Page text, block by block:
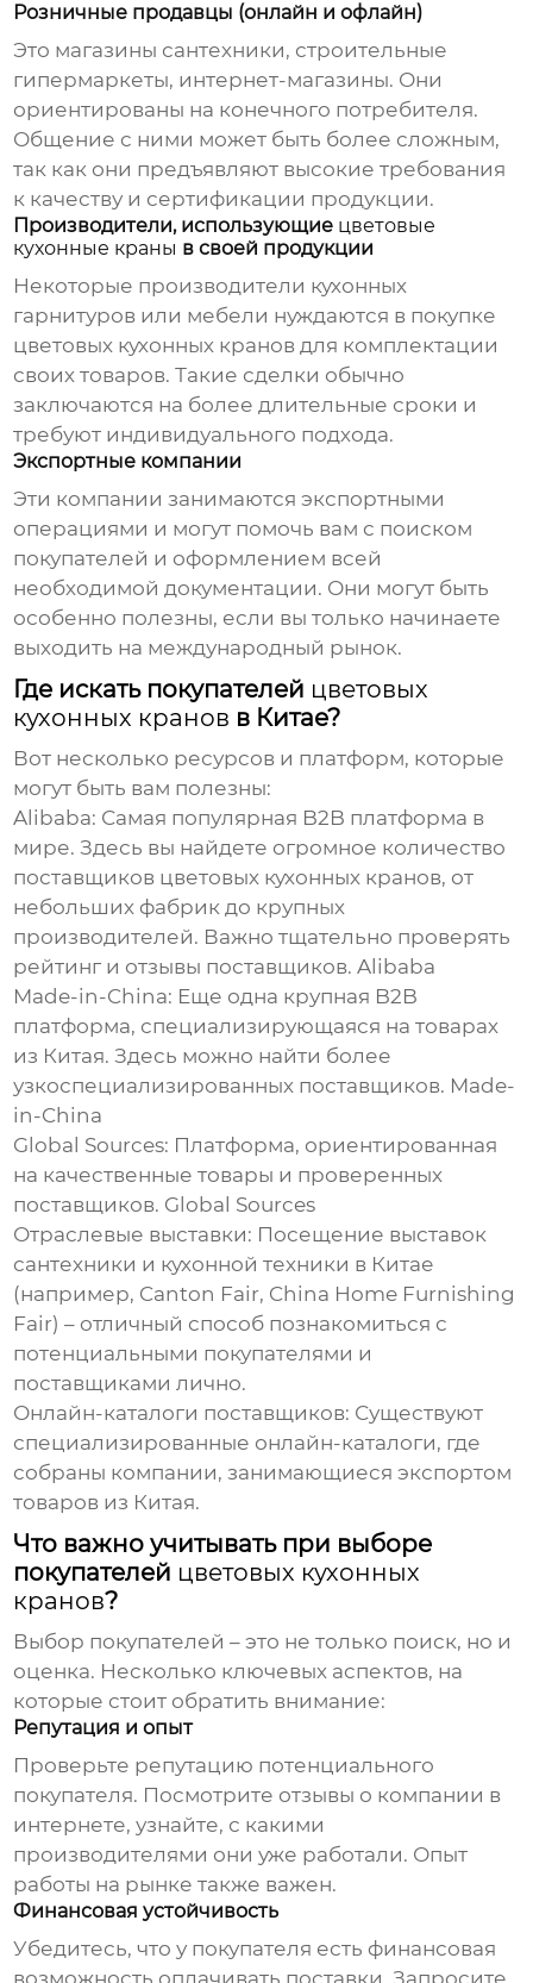
Розничные продавцы (онлайн и офлайн)
Это магазины сантехники, строительные
гипермаркеты, интернет-магазины. Они
ориентированы на конечного потребителя.
Общение с ними может быть более сложным,
так как они предъявляют высокие требования
к качеству и сертификации продукции.
Производители, использующие цветовые
кухонные краны в своей продукции
Некоторые производители кухонных
гарнитуров или мебели нуждаются в покупке
цветовых кухонных кранов для комплектации
своих товаров. Такие сделки обычно
заключаются на более длительные сроки и
требуют индивидуального подхода.
Экспортные компании
Эти компании занимаются экспортными
операциями и могут помочь вам с поиском
покупателей и оформлением всей
необходимой документации. Они могут быть
особенно полезны, если вы только начинаете
выходить на международный рынок.
Где искать покупателей цветовых
кухонных кранов в Китае?
Вот несколько ресурсов и платформ, которые
могут быть вам полезны:
Alibaba: Самая популярная B2B платформа в
мире. Здесь вы найдете огромное количество
поставщиков цветовых кухонных кранов, от
небольших фабрик до крупных
производителей. Важно тщательно проверять
рейтинг и отзывы поставщиков.Alibaba
Made-in-China: Еще одна крупная B2B
платформа, специализирующаяся на товарах
из Китая. Здесь можно найти более
узкоспециализированных поставщиков. Made-
in-China
Global Sources: Платформа, ориентированная
на качественные товары и проверенных
поставщиков. Global Sources
Отраслевые выставки: Посещение выставок
сантехники и кухонной техники в Китае
(например, Canton Fair, China Home Furnishing
Fair) – отличный способ познакомиться с
потенциальными покупателями и
поставщиками лично.
Онлайн-каталоги поставщиков: Существуют
специализированные онлайн-каталоги, где
собраны компании, занимающиеся экспортом
товаров из Китая.
Что важно учитывать при выборе
покупателей цветовых кухонных
кранов?
Выбор покупателей – это не только поиск, но и
оценка. Несколько ключевых аспектов, на
которые стоит обратить внимание:
Репутация и опыт
Проверьте репутацию потенциального
покупателя. Посмотрите отзывы о компании в
интернете, узнайте, с какими
производителями они уже работали. Опыт
работы на рынке также важен.
Финансовая устойчивость
Убедитесь, что у покупателя есть финансовая